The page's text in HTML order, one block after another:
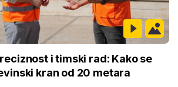
i timski rad: Kako se
kran od 20 metara